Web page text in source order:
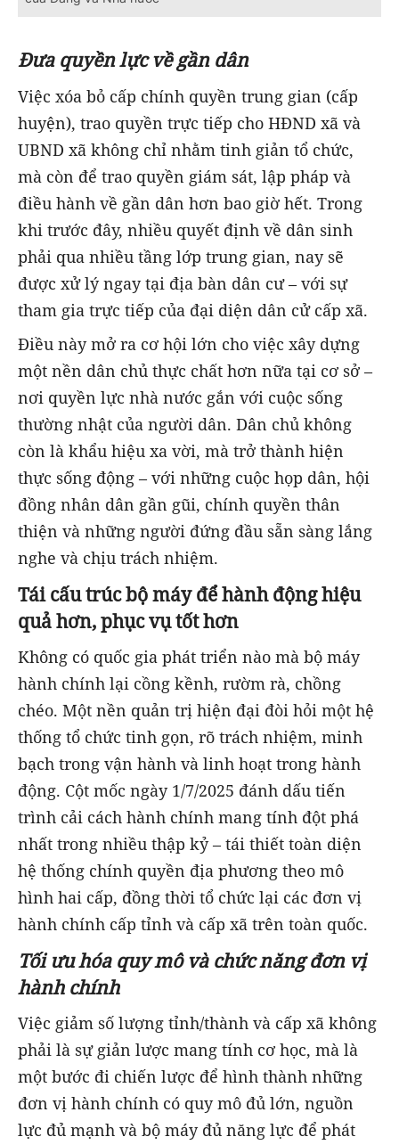
Đưa quyền lực về gần dân
Việc xóa bỏ cấp chính quyền trung gian (cấp
huyện), trao quyền trực tiếp cho HĐND xã và
UBND xã không chỉ nhằm tinh giản tổ chức,
mà còn để trao quyền giám sát, lập pháp và
điều hành về gần dân hơn bao giờ hết. Trong
khi trước đây, nhiều quyết định về dân sinh
phải qua nhiều tầng lớp trung gian, nay sẽ
được xử lý ngay tại địa bàn dân cư – với sự
tham gia trực tiếp của đại diện dân cử cấp xã.
Điều này mở ra cơ hội lớn cho việc xây dựng
một nền dân chủ thực chất hơn nữa tại cơ sở –
nơi quyền lực nhà nước gắn với cuộc sống
thường nhật của người dân. Dân chủ không
còn là khẩu hiệu xa vời, mà trở thành hiện
thực sống động – với những cuộc họp dân, hội
đồng nhân dân gần gũi, chính quyền thân
thiện và những người đứng đầu sẵn sàng lắng
nghe và chịu trách nhiệm.
Tái cấu trúc bộ máy để hành động hiệu
quả hơn, phục vụ tốt hơn
Không có quốc gia phát triển nào mà bộ máy
hành chính lại cồng kềnh, rườm rà, chồng
chéo. Một nền quản trị hiện đại đòi hỏi một hệ
thống tổ chức tinh gọn, rõ trách nhiệm, minh
bạch trong vận hành và linh hoạt trong hành
động. Cột mốc ngày 1/7/2025 đánh dấu tiến
trình cải cách hành chính mang tính đột phá
nhất trong nhiều thập kỷ – tái thiết toàn diện
hệ thống chính quyền địa phương theo mô
hình hai cấp, đồng thời tổ chức lại các đơn vị
hành chính cấp tỉnh và cấp xã trên toàn quốc.
Tối ưu hóa quy mô và chức năng đơn vị
hành chính
Việc giảm số lượng tỉnh/thành và cấp xã không
phải là sự giản lược mang tính cơ học, mà là
một bước đi chiến lược để hình thành những
đơn vị hành chính có quy mô đủ lớn, nguồn
lực đủ mạnh và bộ máy đủ năng lực để phát